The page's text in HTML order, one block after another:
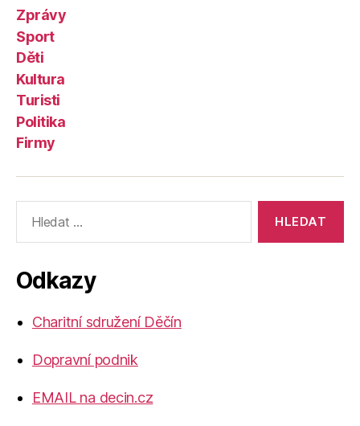
Zprávy
Sport
Děti
Kultura
Turisti
Politika
Firmy
vyhledávání:
Odkazy
Charitní sdružení Děčín
Dopravní podnik
EMAIL na decin.cz